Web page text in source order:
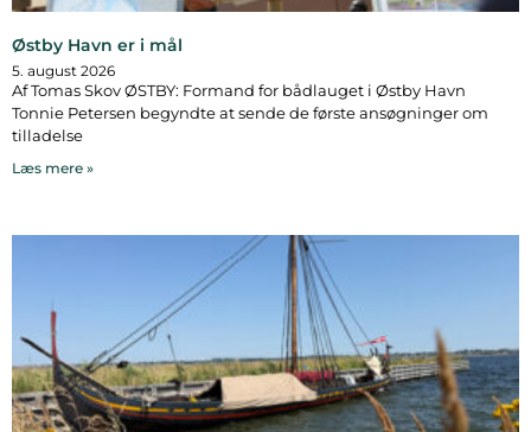
Østby Havn er i mål
5. august 2026
Af Tomas Skov ØSTBY: Formand for bådlauget i Østby Havn
Tonnie Petersen begyndte at sende de første ansøgninger om
tilladelse
Læs mere »